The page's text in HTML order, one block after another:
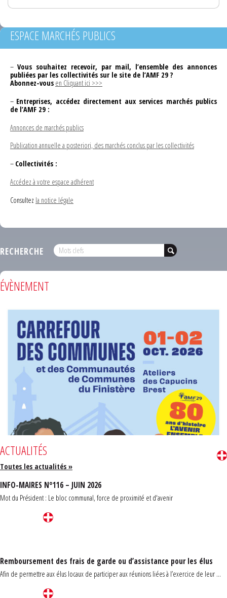
ESPACE MARCHÉS PUBLICS
– Vous souhaitez recevoir, par mail, l’ensemble des annonces
publiées par les collectivités sur le site de l’AMF 29 ?
Abonnez-vous en Cliquant ici >>>
– Entreprises, accédez directement aux services marchés publics
de l’AMF 29 :
Annonces de marchés publics
Publication annuelle a posteriori, des marchés conclus par les collectivités
– Collectivités :
Accédez à votre espace adhérent
Consultez la notice légale
RECHERCHE
ÉVÈNEMENT
ACTUALITÉS
Toutes les actualités »
INFO-MAIRES N°116 – JUIN 2026
Mot du Président : Le bloc communal, force de proximité et d'avenir
Remboursement des frais de garde ou d’assistance pour les élus
Afin de permettre aux élus locaux de participer aux réunions liées à l’exercice de leur ...